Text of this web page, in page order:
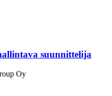
suunnittelija
Oy